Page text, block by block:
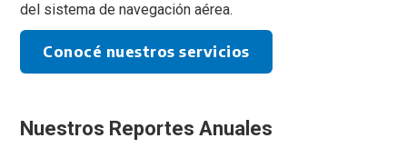
del sistema de navegación aérea.
Conocé nuestros servicios
Nuestros Reportes Anuales